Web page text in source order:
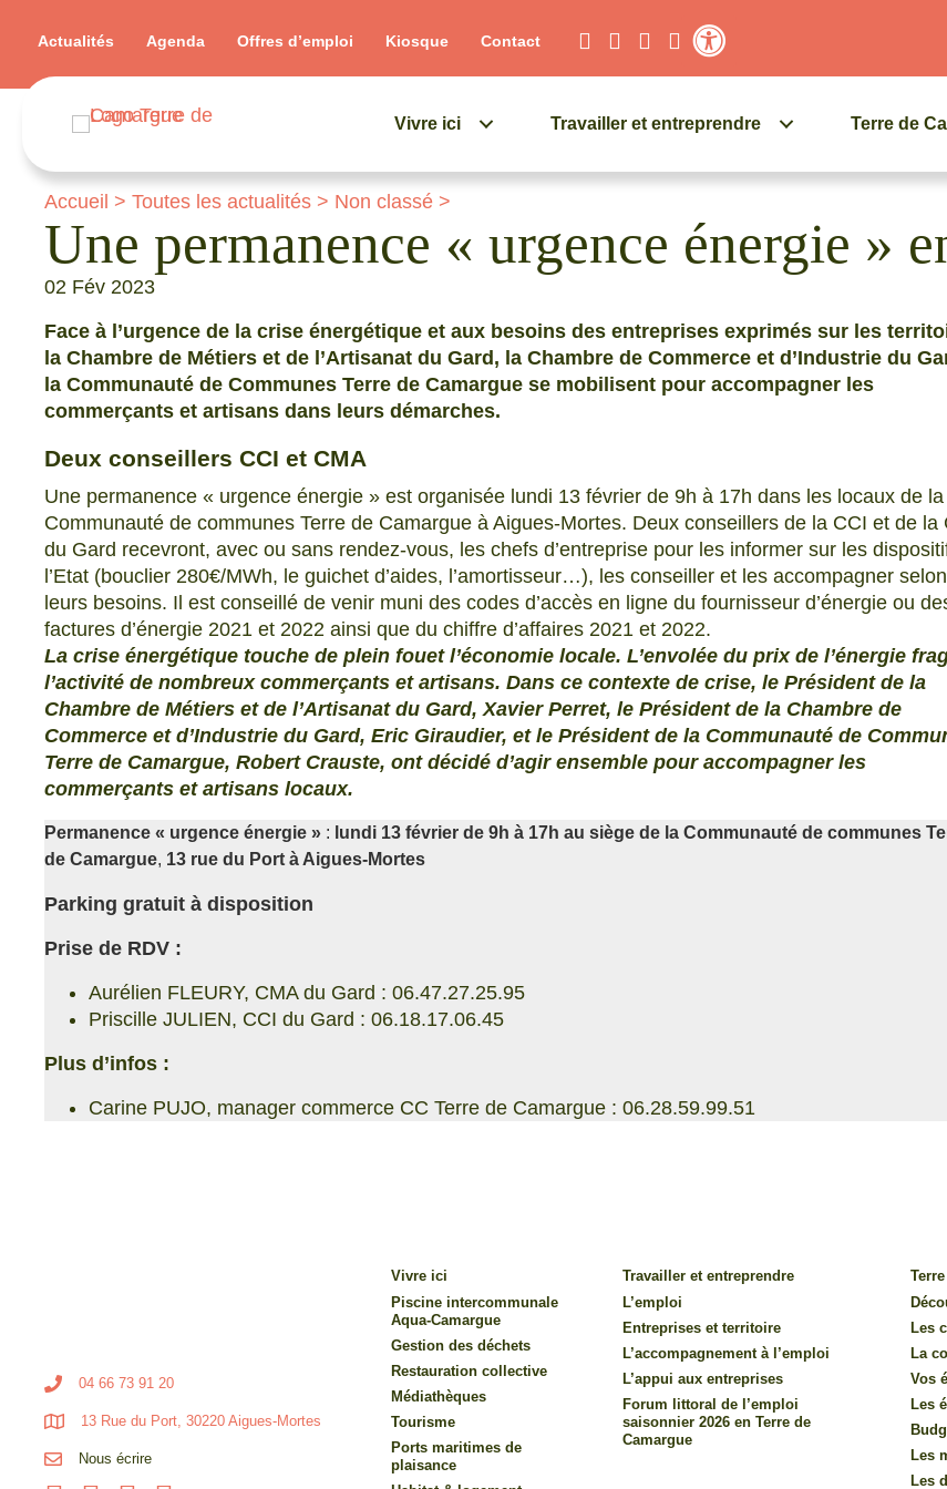
Actualités Agenda Offres d’emploi Kiosque
Contact
Vivre ici Travailler et entreprendre Terre de
Accueil > Toutes les actualités > Non classé >
Une permanence « urgence énergie »
02 Fév 2023
Face à l’urgence de la crise énergétique et aux besoins des entreprises exprimés sur les
la Chambre de Métiers et de l’Artisanat du Gard, la Chambre de Commerce et d’Industrie du
la Communauté de Communes Terre de Camargue se mobilisent pour accompagner les
commerçants et artisans dans leurs démarches.
Deux conseillers CCI et CMA
Une permanence « urgence énergie » est organisée lundi 13 février de 9h à 17h dans les locaux de la
Communauté de communes Terre de Camargue à Aigues-Mortes. Deux conseillers de la CCI et de la
du Gard recevront, avec ou sans rendez-vous, les chefs d’entreprise pour les informer sur les
l’Etat (bouclier 280€/MWh, le guichet d’aides, l’amortisseur…), les conseiller et les accompagner selon
leurs besoins. Il est conseillé de venir muni des codes d’accès en ligne du fournisseur d’énergie ou
factures d’énergie 2021 et 2022 ainsi que du chiffre d’affaires 2021 et 2022.
La crise énergétique touche de plein fouet l’économie locale. L’envolée du prix de l’énergie
l’activité de nombreux commerçants et artisans. Dans ce contexte de crise, le Président de la
Chambre de Métiers et de l’Artisanat du Gard, Xavier Perret, le Président de la Chambre de
Commerce et d’Industrie du Gard, Eric Giraudier, et le Président de la Communauté de
Terre de Camargue, Robert Crauste, ont décidé d’agir ensemble pour accompagner les
commerçants et artisans locaux.
Permanence « urgence énergie » : lundi 13 février de 9h à 17h au siège de la Communauté de communes
de Camargue, 13 rue du Port à Aigues-Mortes
Parking gratuit à disposition
Prise de RDV :
Aurélien FLEURY, CMA du Gard : 06.47.27.25.95
Priscille JULIEN, CCI du Gard : 06.18.17.06.45
Plus d’infos :
Carine PUJO, manager commerce CC Terre de Camargue : 06.28.59.99.51
04 66 73 91 20
13 Rue du Port, 30220 Aigues-Mortes
Nous écrire
Vivre ici
Piscine intercommunale
Aqua-Camargue
Gestion des déchets
Restauration collective
Médiathèques
Tourisme
Ports maritimes de
plaisance
Travailler et entreprendre
L’emploi
Entreprises et territoire
L’accompagnement à l’emploi
L’appui aux entreprises
Forum littoral de l’emploi
saisonnier 2026 en Terre de
Camargue
Les
La
Vos
Les
Les
Les